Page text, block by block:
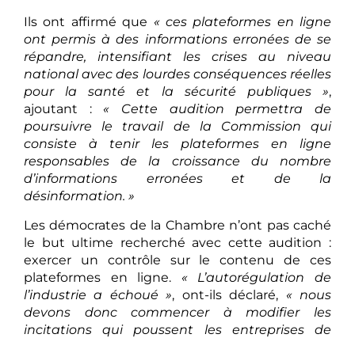
Ils ont affirmé que « ces plateformes en ligne
ont permis à des informations erronées de se
répandre, intensifiant les crises au niveau
national avec des lourdes conséquences réelles
pour la santé et la sécurité publiques »,
ajoutant : « Cette audition permettra de
poursuivre le travail de la Commission qui
consiste à tenir les plateformes en ligne
responsables de la croissance du nombre
d’informations erronées et de la
désinformation. »
Les démocrates de la Chambre n’ont pas caché
le but ultime recherché avec cette audition :
exercer un contrôle sur le contenu de ces
plateformes en ligne. « L’autorégulation de
l’industrie a échoué », ont-ils déclaré, « nous
devons donc commencer à modifier les
incitations qui poussent les entreprises de